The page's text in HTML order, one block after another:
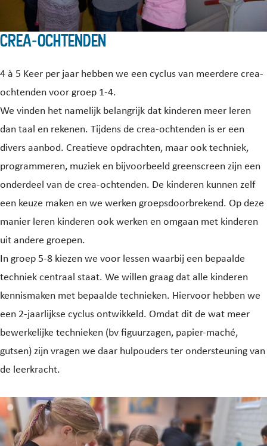
Crea-ochtenden
4 à 5 Keer per jaar hebben we een cyclus van meerdere crea-
ochtenden voor groep 1-4.
We vinden het namelijk belangrijk dat kinderen meer leren
dan taal en rekenen. Tijdens de crea-ochtenden is er een
divers aanbod. Creatieve opdrachten, maar ook techniek,
programmeren, muziek en bijvoorbeeld greenscreen zijn een
onderdeel van de crea-ochtenden. De kinderen kunnen zelf
een keuze maken en we werken groepsdoorbrekend. Op deze
manier leren kinderen ook werken en omgaan met kinderen
uit andere groepen.
In groep 5-8 kiezen we voor lessen waarbij een bepaalde
techniek centraal staat. We willen graag dat alle kinderen
kennismaken met bepaalde technieken. Hiervoor hebben we
een 2-jaarlijkse cyclus ontwikkeld. Omdat dit de wat meer
bewerkelijke technieken (bv figuurzagen, papier-maché,
gutsen) zijn vragen we daar hulpouders ter ondersteuning van
de leerkracht.